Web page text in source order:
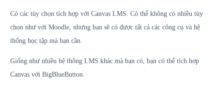
Có các tùy chọn tích hợp với Canvas LMS. Có thể không có nhiều tùy
chọn như với Moodle, nhưng bạn sẽ có được tất cả các công cụ và hệ
thống học tập mà bạn cần.
Giống như nhiều hệ thống LMS khác mà bạn có, bạn có thể tích hợp
Canvas với BigBlueButton.